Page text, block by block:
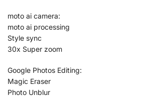
moto ai camera:
moto ai processing
Style sync
30x Super zoom
Google Photos Editing:
Magic Eraser
Photo Unblur